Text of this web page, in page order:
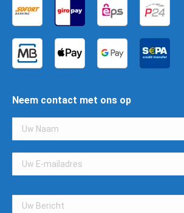
Neem contact met ons op
Gelieve
dit